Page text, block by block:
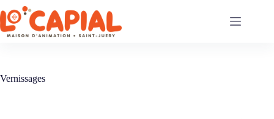
Passer
au
contenu
Vernissages